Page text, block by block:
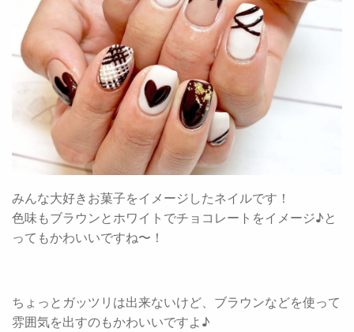
みんな大好きお菓子をイメージしたネイルです！
色味もブラウンとホワイトでチョコレートをイメージ♪と
ってもかわいいですね〜！
ちょっとガッツリは出来ないけど、ブラウンなどを使って
雰囲気を出すのもかわいいですよ♪